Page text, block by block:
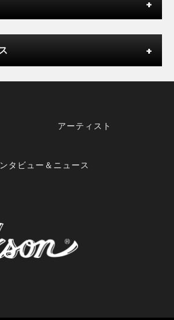
アーティスト
タビュー＆ニュース